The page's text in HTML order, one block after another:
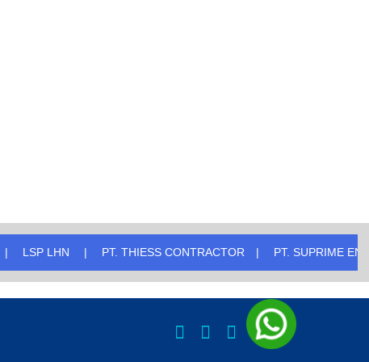
PT. THIESS CONTRACTOR PT. SUPRIME ENERGI MUARAH